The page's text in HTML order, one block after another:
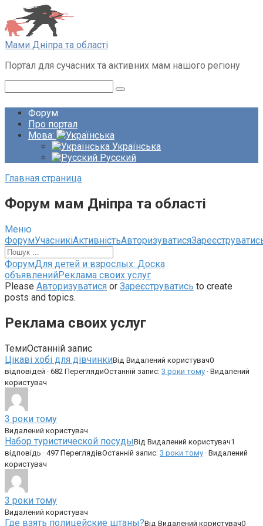
Перейти
до
вмісту
Мами Дніпра та області
Портал для сучасних та активних мам нашого регіону
Форум
Про портал
Мова:
Українська
Русский
Главная страница
Форум мам Дніпра та області
Меню
Навігація
по
форуму
ФорумУчасникіАктивністьАвторизуватися
Навігаційна
стежка
форуму
–
тут:
ФорумДля детей и взрослых: Доска
объявленийРеклама своих услуг
Please Авторизуватися or Зареєструватись to create
posts and topics.
Реклама своих услуг
ТемиОстанній запис
Цікаві хобі для дівчинкиВід Видалений користувач0
відповідей · 682 ПереглядиОстанній запис: 3 роки тому · Видалений
користувач
3 роки тому
Видалений користувач
Набор туристической посудыВід Видалений користувач1
відповідь · 497 ПереглядівОстанній запис: 3 роки тому · Видалений
користувач
3 роки тому
Видалений користувач
Где взять полицейские штаны?Від Видалений користувач0